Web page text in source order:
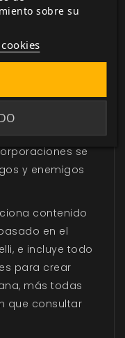
acción de
de la
Desde los
de Borde de la
de
cromadas
se
y enemigos
contenido
en el
e incluye todo
para crear
más todas
que consultar
sobre su